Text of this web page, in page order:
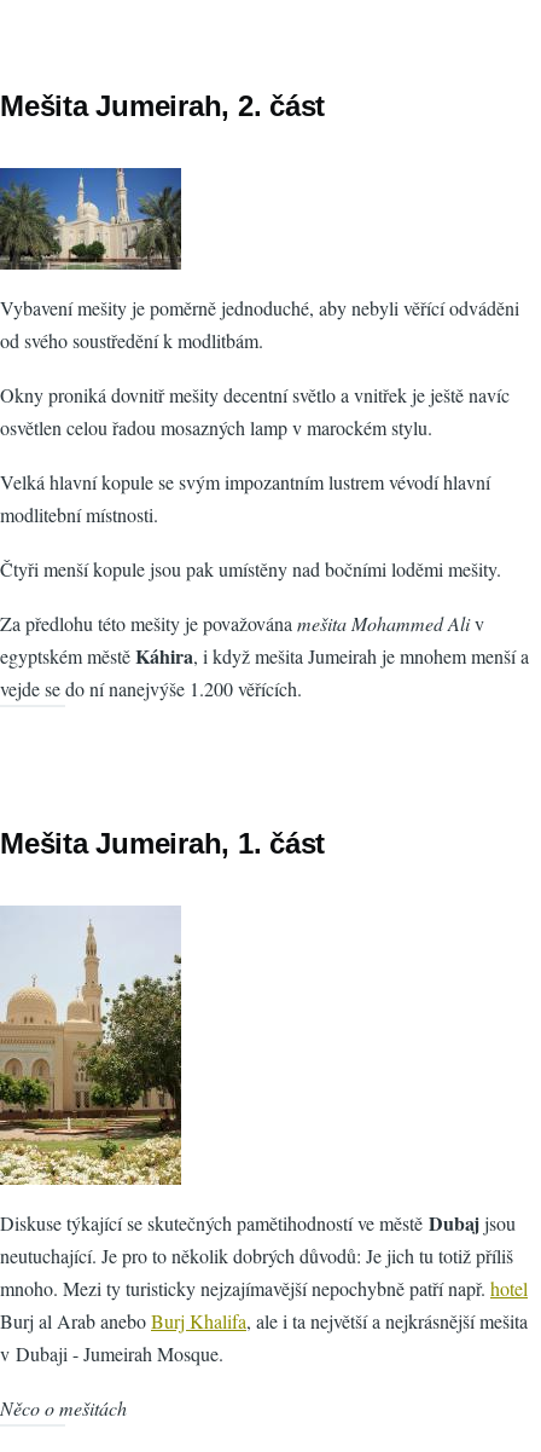
Mešita Jumeirah, 2. část
Vybavení mešity je poměrně jednoduché, aby nebyli věřící odváděni
od svého soustředění k modlitbám.
Okny proniká dovnitř mešity decentní světlo a vnitřek je ještě navíc
osvětlen celou řadou mosazných lamp v marockém stylu.
Velká hlavní kopule se svým impozantním lustrem vévodí hlavní
modlitební místnosti.
Čtyři menší kopule jsou pak umístěny nad bočními loděmi mešity.
Za předlohu této mešity je považována mešita Mohammed Aliv
egyptském městěKáhira, i když mešita Jumeirah je mnohem menší a
vejde se do ní nanejvýše 1.200 věřících.
Mešita Jumeirah, 1. část
Diskuse týkající se skutečných pamětihodností ve městě Dubajjsou
neutuchající. Je pro to několik dobrých důvodů: Je jich tu totiž příliš
mnoho. Mezi ty turisticky nejzajímavější nepochybně patří např. hotel
Burj al Arab aneboBurj Khalifa, ale i ta největší a nejkrásnější mešita
v Dubaji - Jumeirah Mosque.
Něco o mešitách